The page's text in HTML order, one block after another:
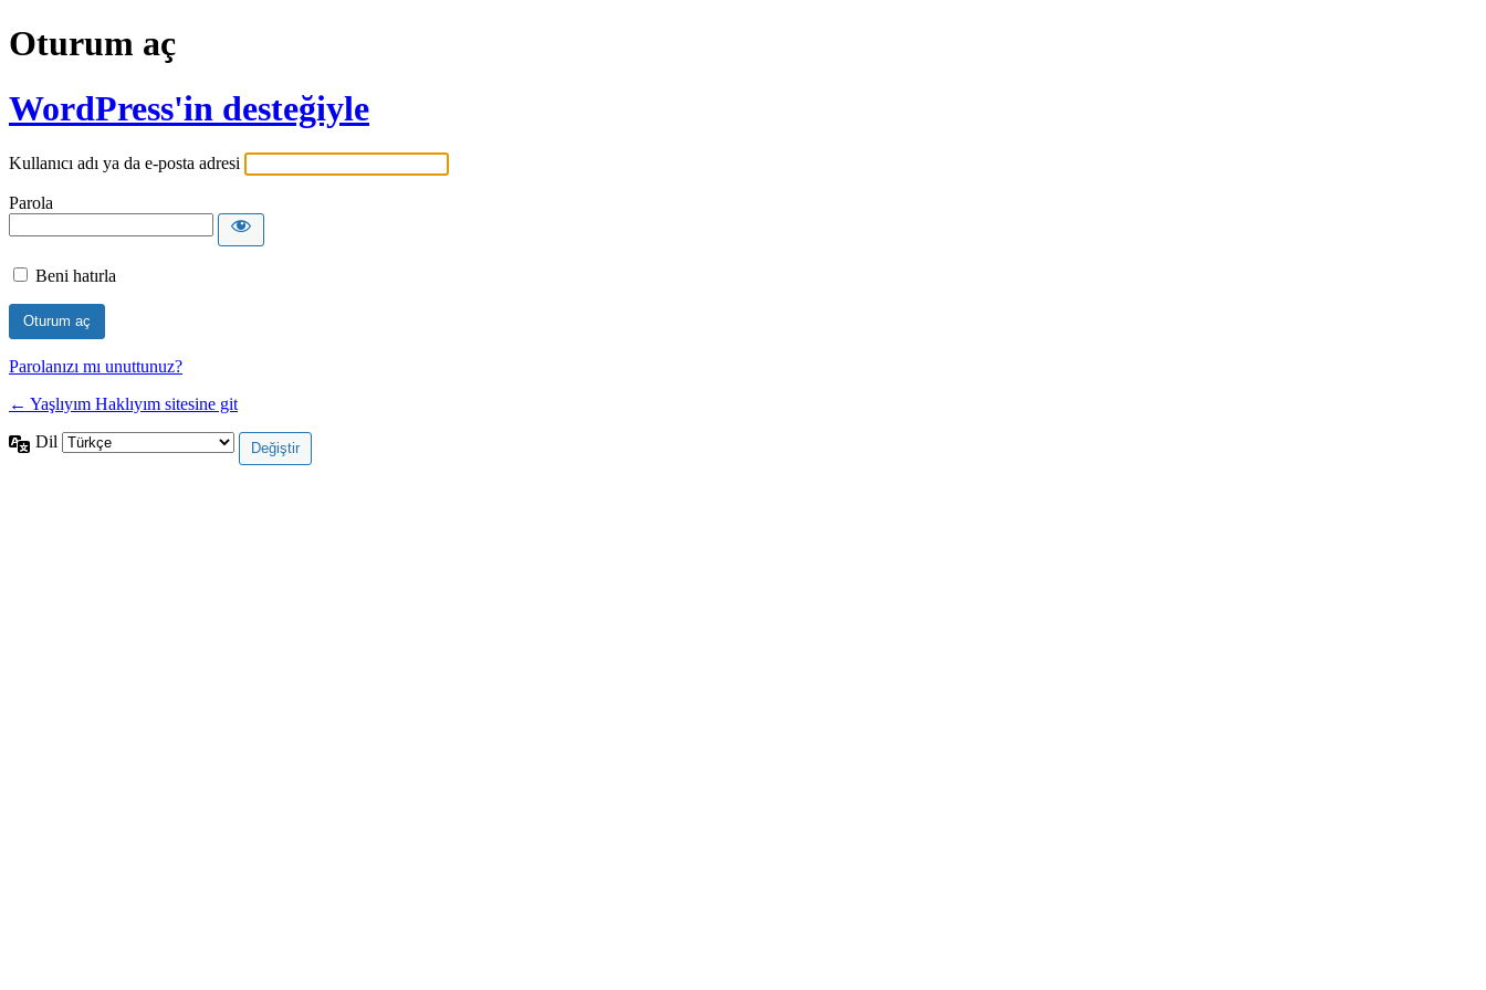
Oturum aç
WordPress'in desteğiyle
Kullanıcı adı ya da e-posta adresi
Parola
Beni hatırla
Parolanızı mı unuttunuz?
← Yaşlıyım Haklıyım sitesine git
Dil